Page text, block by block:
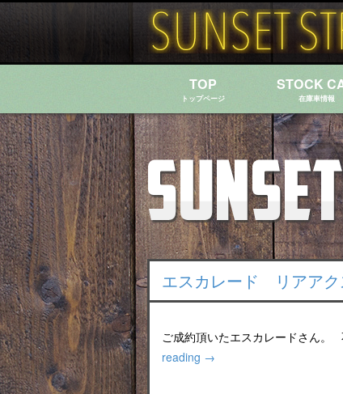
TOP
トップページ
STOCK
在庫車情報
エスカレード リアア
ご成約頂いたエスカレードさん
reading →